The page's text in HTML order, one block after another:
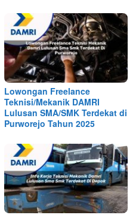
Lowongan Freelance
Teknisi/Mekanik DAMRI
Lulusan SMA/SMK Terdekat di
Purworejo Tahun 2025